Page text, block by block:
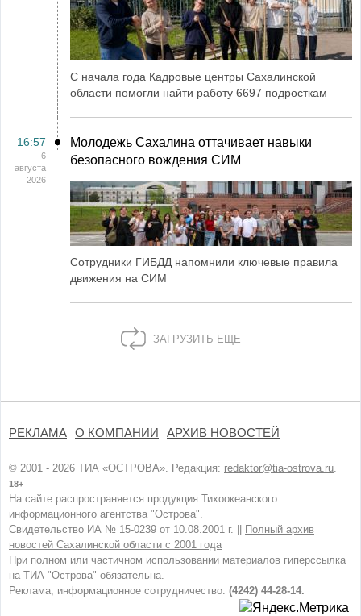
С начала года Кадровые центры Сахалинской
области помогли найти работу 6697 подросткам
16:57
6
августа
2026
Молодежь Сахалина оттачивает навыки
безопасного вождения СИМ
Сотрудники ГИБДД напомнили ключевые правила
движения на СИМ
ЗАГРУЗИТЬ ЕЩЕ
РЕКЛАМА О КОМПАНИИ АРХИВ НОВОСТЕЙ
© 2001 - 2026 ТИА «ОСТРОВА». Редакция: redaktor@tia-ostrova.ru.
18+
На сайте распространяется продукция Тихоокеанского
информационного агентства "Острова".
Свидетельство ИА № 15-0239 от 10.08.2001 г. ||
Полный архив
новостей Сахалинской области с 2001 года
При полном или частичном использовании материалов гиперссылка
на ТИА "Острова" обязательна.
Реклама, информационное сотрудничество: (4242) 44-28-14.